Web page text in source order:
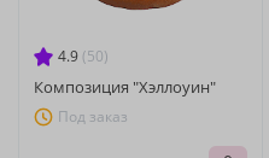
4.9 (50)
Композиция "Хэллоуин"
Под заказ